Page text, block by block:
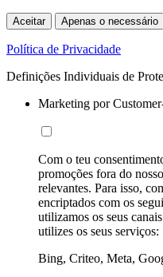
Aceitar Apenas o necessário
Política de Privacidade
Definições Individuais de
Marketing por
Com o teu
promoções fora do
relevantes. Para isso,
encriptados com os
utilizamos os seus
utilizes os seus serviços:
Bing, Criteo, Meta,